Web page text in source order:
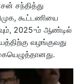
சந்தித்து
கூட்டணியை
2025-ம் ஆண்டில்
வழங்குவது